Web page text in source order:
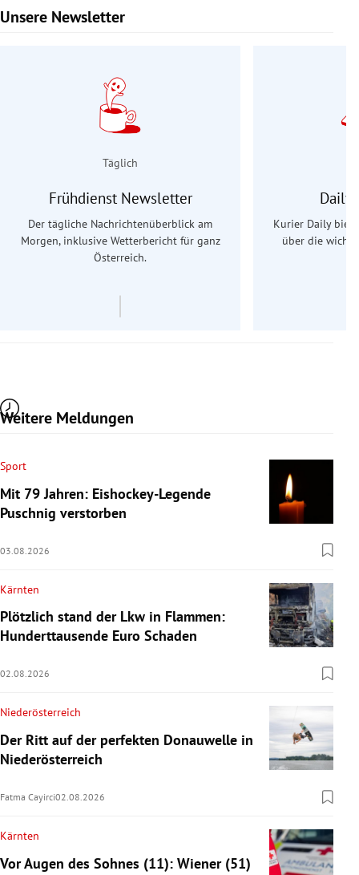
Unsere Newsletter
Slide 1 von 9
Täglich
Frühdienst Newsletter
Der tägliche Nachrichtenüberblick am
Morgen, inklusive Wetterbericht für ganz
Österreich.
Daily
Kurier Daily
über die
Weitere Meldungen
Sport
Mit 79 Jahren: Eishockey-Legende
Puschnig verstorben
03.08.2026
Kärnten
Plötzlich stand der Lkw in Flammen:
Hunderttausende Euro Schaden
02.08.2026
Niederösterreich
Der Ritt auf der perfekten Donauwelle in
Niederösterreich
Fatma Cayirci02.08.2026
Kärnten
Vor Augen des Sohnes (11): Wiener (51)